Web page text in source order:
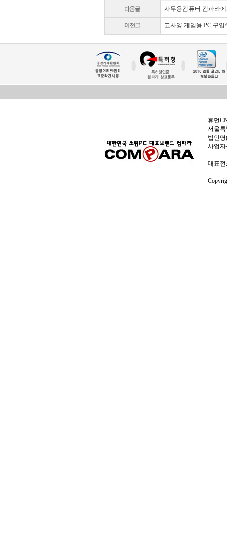
사무용컴퓨터 컴파라
고사양 게임용 PC 구입
휴먼
서울특
법인
사업
대표전